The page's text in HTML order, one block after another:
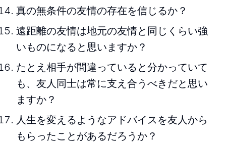
真の無条件の友情の存在を信じるか？
遠距離の友情は地元の友情と同じくらい強
いものになると思いますか？
たとえ相手が間違っていると分かっていて
も、友人同士は常に支え合うべきだと思い
ますか？
人生を変えるようなアドバイスを友人から
もらったことがあるだろうか？